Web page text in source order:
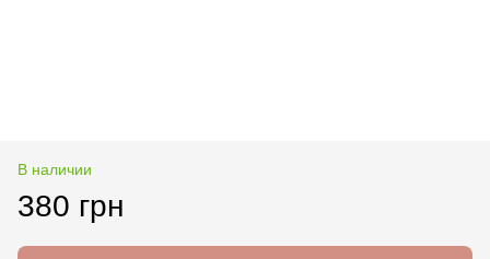
В наличии
380 грн